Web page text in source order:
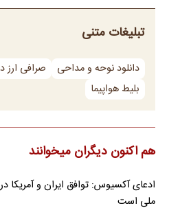
تبلیغات متنی
دانلود نوحه و مداحی صرافی ارز
بلیط هواپیما
هم اکنون دیگران میخوانند
ادعای آکسیوس: توافق ایران و آمریکا
ملی است